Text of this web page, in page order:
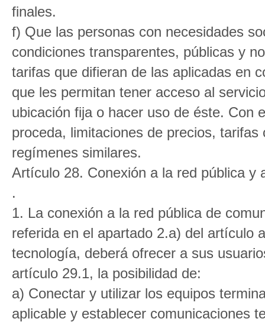
finales.
f) Que las personas con necesidades
condiciones transparentes, públicas y
tarifas que difieran de las aplicadas en
que les permitan tener acceso al
ubicación fija o hacer uso de éste. Con
proceda, limitaciones de precios,
regímenes similares.
Artículo 28. Conexión a la red pública y
.
1. La conexión a la red pública de
referida en el apartado 2.a) del artículo
tecnología, deberá ofrecer a sus
artículo 29.1, la posibilidad de:
a) Conectar y utilizar los equipos
aplicable y establecer comunicaciones